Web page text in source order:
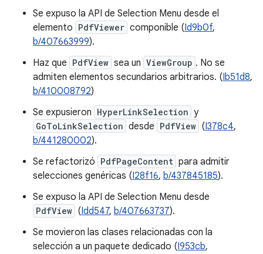
Se expuso la API de Selection Menu desde el
elemento PdfViewer componible (Id9b0f,
b/407663999).
Haz que PdfView sea un ViewGroup . No se
admiten elementos secundarios arbitrarios. (Ib51d8,
b/410008792)
Se expusieron HyperLinkSelection y
GoToLinkSelection desde PdfView (I378c4,
b/441280002).
Se refactorizó PdfPageContent para admitir
selecciones genéricas (I28f16, b/437845185).
Se expuso la API de Selection Menu desde
PdfView (Idd547, b/407663737).
Se movieron las clases relacionadas con la
selección a un paquete dedicado (I953cb,